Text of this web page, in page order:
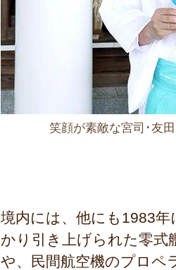
笑顔が素敵な宮司･友
境内には、他にも1983
かり引き上げられた零式
や、民間航空機のプロペ